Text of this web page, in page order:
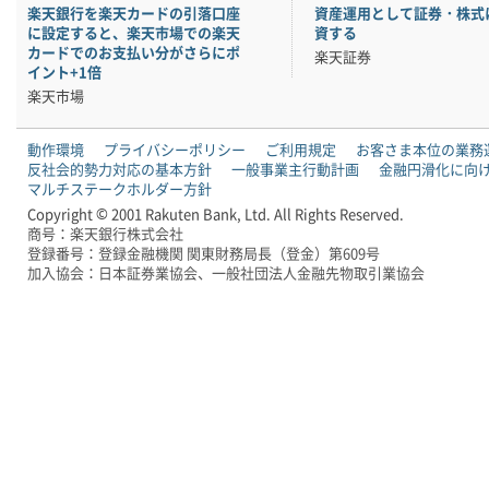
楽天銀行を楽天カードの引落口座
に設定すると、楽天市場での楽天
カードでのお支払い分がさらにポ
イント+1倍
楽天市場
資産運用として証券・株式
資する
楽天証券
動作環境 プライバシーポリシー ご利用規定
お客さま本位の業務
反社会的勢力対応の基本方針
一般事業主行動計画
金融円滑化に向
マルチステークホルダー方針
Copyright © 2001 Rakuten Bank, Ltd. All Rights Reserved.
商号：楽天銀行株式会社
登録番号：登録金融機関 関東財務局長（登金）第609号
加入協会：日本証券業協会、一般社団法人金融先物取引業協会